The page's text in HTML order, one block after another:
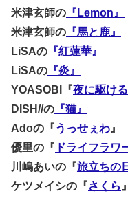
米津玄師の 『Lemon』
米津玄師の 『馬と鹿』
LiSAの 『紅蓮華』
LiSAの 『炎』
YOASOBI『夜に駆ける
DISH//の 『猫』
Adoの『うっせぇわ 』
優里の『 ドライフラワ
川嶋あいの『旅立ちの
ケツメイシの『さくら 』